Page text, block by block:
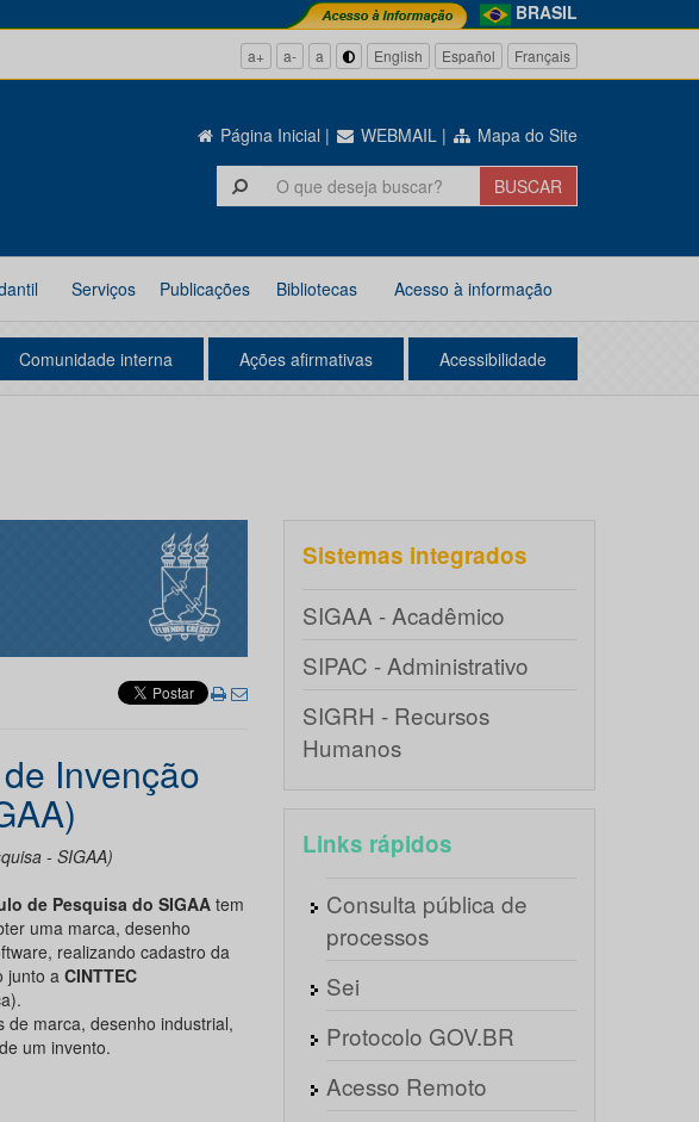
BRASIL
a+ a- a English Español Français
Página Inicial | WEBMAIL | Mapa do Site
Serviços Publicações Bibliotecas Acesso à informação
Comunidade interna Ações afirmativas Acessibilidade
Invenção
- SIGAA)
de Pesquisa do SIGAAtem
uma marca, desenho
realizando cadastro da
junto a CINTTEC
de marca, desenho industrial,
um invento.
Sistemas integrados
SIGAA - Acadêmico
SIPAC - Administrativo
SIGRH - Recursos
Humanos
Links rápidos
Consulta pública de
processos
Sei
Protocolo GOV.BR
Acesso Remoto